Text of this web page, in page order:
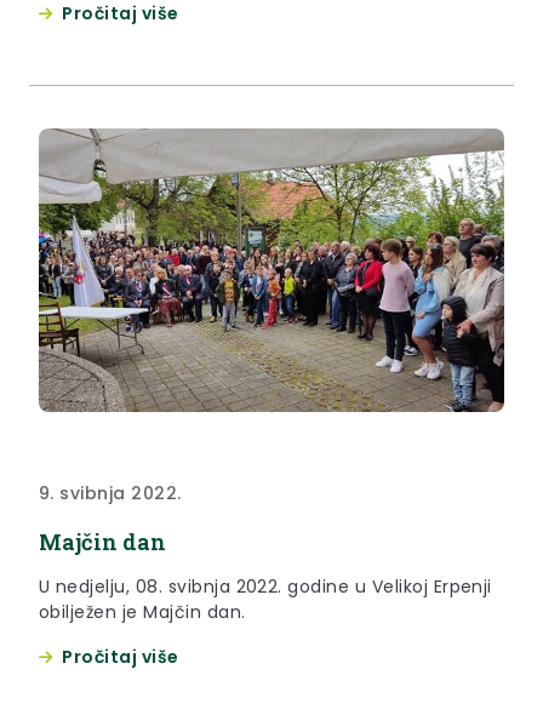
zdravlja KZŽ te je nakon toga u prostorijama
Pročitaj više
9. svibnja 2022.
Majčin dan
U nedjelju, 08. svibnja 2022. godine u Velikoj Erpenji
obilježen je Majčin dan.
Pročitaj više